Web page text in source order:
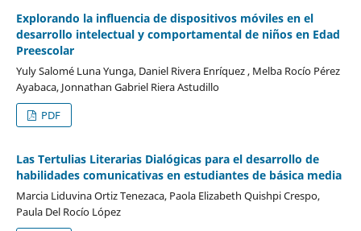
Explorando la influencia de dispositivos móviles en el
desarrollo intelectual y comportamental de niños en Edad
Preescolar
Yuly Salomé Luna Yunga, Daniel Rivera Enríquez , Melba Rocío Pérez
Ayabaca, Jonnathan Gabriel Riera Astudillo
PDF
Las Tertulias Literarias Dialógicas para el desarrollo de
habilidades comunicativas en estudiantes de básica media
Marcia Liduvina Ortiz Tenezaca, Paola Elizabeth Quishpi Crespo,
Paula Del Rocío López